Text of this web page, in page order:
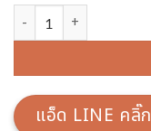
แอ็ด LINE คลิ๊ก